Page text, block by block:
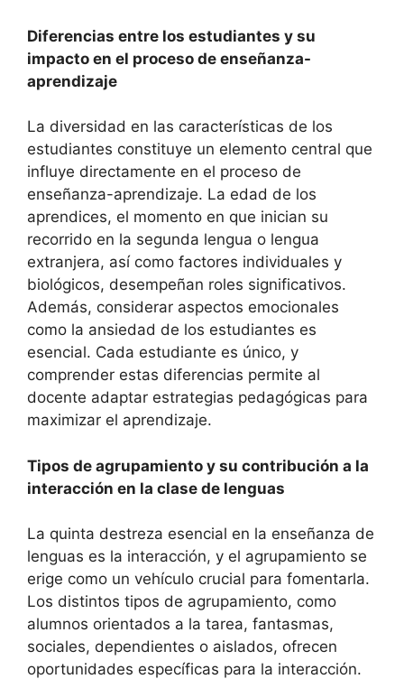
Diferencias entre los estudiantes y su
impacto en el proceso de enseñanza-
aprendizaje
La diversidad en las características de los
estudiantes constituye un elemento central que
influye directamente en el proceso de
enseñanza-aprendizaje. La edad de los
aprendices, el momento en que inician su
recorrido en la segunda lengua o lengua
extranjera, así como factores individuales y
biológicos, desempeñan roles significativos.
Además, considerar aspectos emocionales
como la ansiedad de los estudiantes es
esencial. Cada estudiante es único, y
comprender estas diferencias permite al
docente adaptar estrategias pedagógicas para
maximizar el aprendizaje.
Tipos de agrupamiento y su contribución a la
interacción en la clase de lenguas
La quinta destreza esencial en la enseñanza de
lenguas es la interacción, y el agrupamiento se
erige como un vehículo crucial para fomentarla.
Los distintos tipos de agrupamiento, como
alumnos orientados a la tarea, fantasmas,
sociales, dependientes o aislados, ofrecen
oportunidades específicas para la interacción.